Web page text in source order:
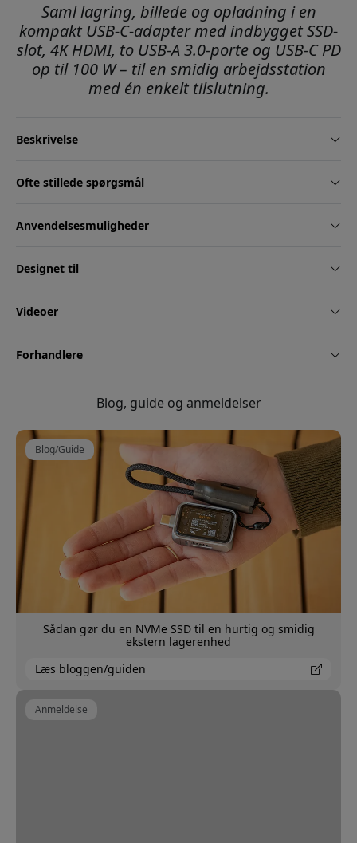
Saml lagring, billede og opladning i en
kompakt USB-C-adapter med indbygget SSD-
slot, 4K HDMI, to USB-A 3.0-porte og USB-C PD
op til 100 W – til en smidig arbejdsstation
med én enkelt tilslutning.
Beskrivelse
Ofte stillede spørgsmål
Anvendelsesmuligheder
Designet til
Videoer
Forhandlere
Blog, guide og anmeldelser
Blog/Guide
Sådan gør du en NVMe SSD til en hurtig og smidig
ekstern lagerenhed
Læs bloggen/guiden
Anmeldelse